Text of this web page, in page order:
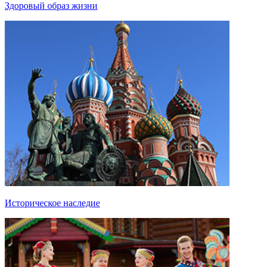
Здоровый образ жизни
Историческое наследие